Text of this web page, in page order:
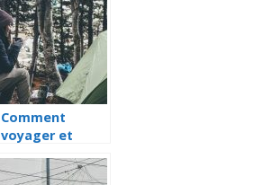
véritable prise
en charge de
votre peau
Comment
voyager et
aliments frais ?